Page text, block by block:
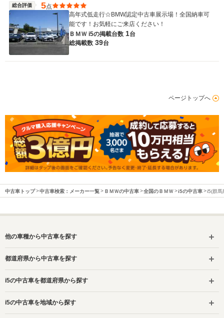
総合評価 5点
高年式低走行☆BMW認定中古車展示場！全国納車可
能です！お気軽にご来店ください！
ＢＭＷ i5の掲載台数 1台
総掲載数 39台
ページトップへ
中古車トップ 中古車検索：メーカー一覧 ＢＭＷの中古車 全国のＢＭＷ i5の中古車 i5(群馬
他の車種から中古車を探す
都道府県から中古車を探す
i5の中古車を都道府県から探す
i5の中古車を地域から探す